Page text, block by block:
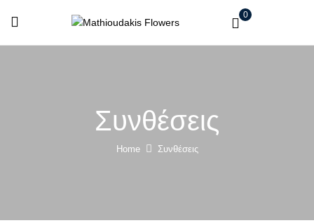
0
Συνθέσεις
Home Συνθέσεις